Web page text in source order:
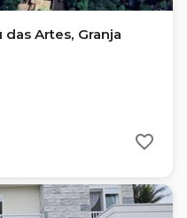
Artes, Granja